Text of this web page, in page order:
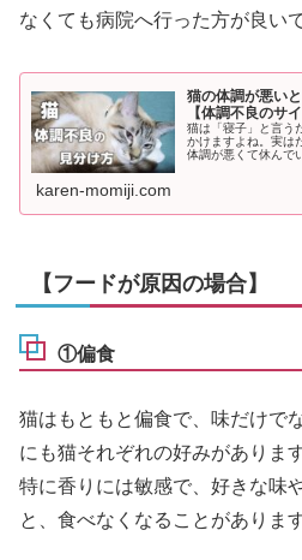
なくても病院へ行った方が良い
猫の体調が悪い
【体調不良のサ
猫は「寝子」と言う
かけますよね。実は
体調が悪くて休んで
karen-momiji.com
【フードが原因の場合】
①偏食
猫はもともと偏食で、味だけで
にも猫それぞれの好みがあります
特に香りには敏感で、好きな味
と、食べなくなることがあります